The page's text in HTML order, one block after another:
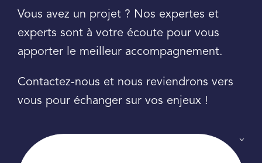
Vous avez un projet ? Nos expertes et
experts sont à votre écoute pour vous
apporter le meilleur accompagnement.
Contactez-nous et nous reviendrons vers
vous pour échanger sur vos enjeux !